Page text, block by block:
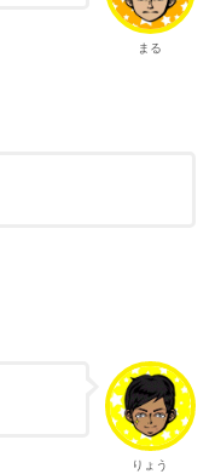
まる
りょう